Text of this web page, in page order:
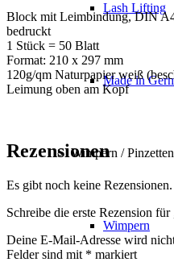
Lash Lifting
Made in
Wimpern / Pinzetten
Wimpern
Block mit Leimbindung, DIN
bedruckt
1 Stück = 50 Blatt
Format: 210 x 297 mm
120g/qm Naturpapier weiß
Leimung oben am Kopf
Rezensionen
Es gibt noch keine Rezensionen.
Schreibe die erste Rezension
Deine E-Mail-Adresse wird
Felder sind mit * markiert